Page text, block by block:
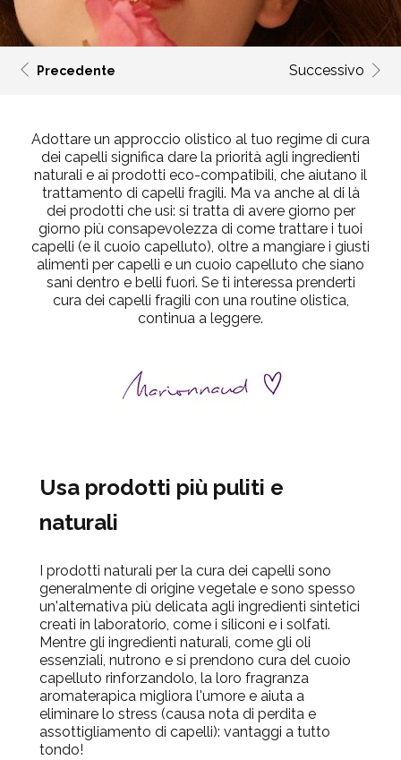
Precedente Successivo
Adottare un approccio olistico al tuo regime di cura
dei capelli significa dare la priorità agli ingredienti
naturali e ai prodotti eco-compatibili, che aiutano il
trattamento di capelli fragili. Ma va anche al di là
dei prodotti che usi: si tratta di avere giorno per
giorno più consapevolezza di come trattare i tuoi
capelli (e il cuoio capelluto), oltre a mangiare i giusti
alimenti per capelli e un cuoio capelluto che siano
sani dentro e belli fuori. Se ti interessa prenderti
cura dei capelli fragili con una routine olistica,
continua a leggere.
Usa prodotti più puliti e
naturali
I prodotti naturali per la cura dei capelli sono
generalmente di origine vegetale e sono spesso
un'alternativa più delicata agli ingredienti sintetici
creati in laboratorio, come i siliconi e i solfati.
Mentre gli ingredienti naturali, come gli oli
essenziali, nutrono e si prendono cura del cuoio
capelluto rinforzandolo, la loro fragranza
aromaterapica migliora l'umore e aiuta a
eliminare lo stress (causa nota di perdita e
assottigliamento di capelli): vantaggi a tutto
tondo!